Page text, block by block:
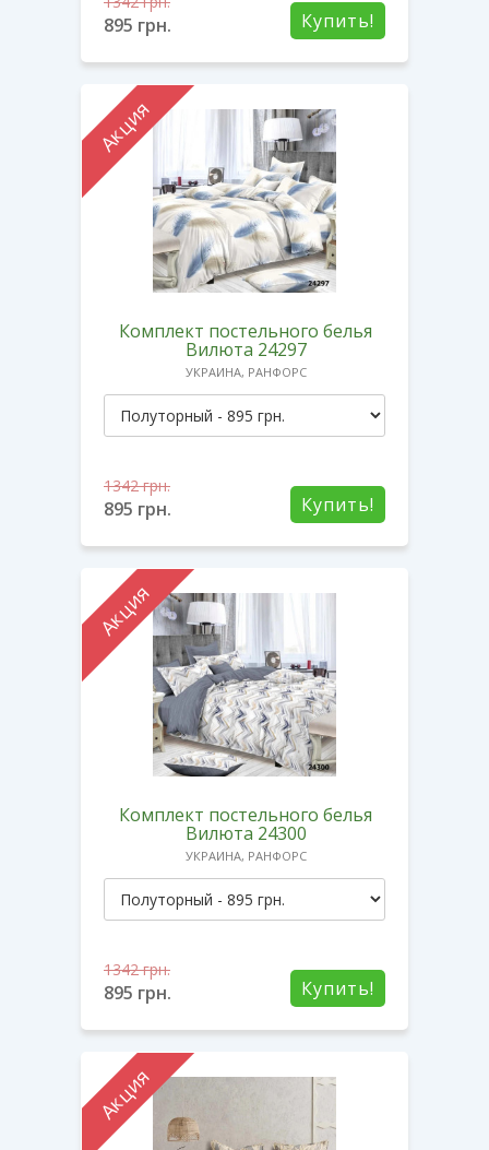
Купить!
895 грн.
Акция
Комплект постельного белья
Вилюта 24297
УКРАИНА, РАНФОРС
Купить!
1342грн.
895 грн.
Акция
Комплект постельного белья
Вилюта 24300
УКРАИНА, РАНФОРС
Купить!
1342грн.
895 грн.
Акция